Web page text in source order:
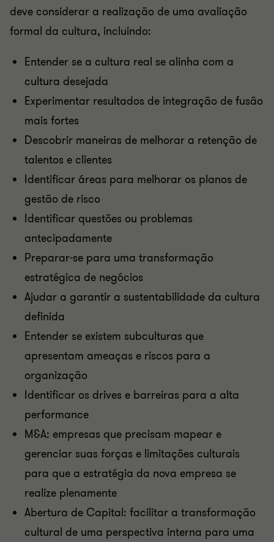
deve considerar a realização de uma avaliação
formal da cultura, incluindo:
Entender se a cultura real se alinha com a
cultura desejada
Experimentar resultados de integração de fusão
mais fortes
Descobrir maneiras de melhorar a retenção de
talentos e clientes
Identificar áreas para melhorar os planos de
gestão de risco
Identificar questões ou problemas
antecipadamente
Preparar-se para uma transformação
estratégica de negócios
Ajudar a garantir a sustentabilidade da cultura
definida
Entender se existem subculturas que
apresentam ameaças e riscos para a
organização
Identificar os drives e barreiras para a alta
performance
M&A: empresas que precisam mapear e
gerenciar suas forças e limitações culturais
para que a estratégia da nova empresa se
realize plenamente
Abertura de Capital: facilitar a transformação
cultural de uma perspectiva interna para uma